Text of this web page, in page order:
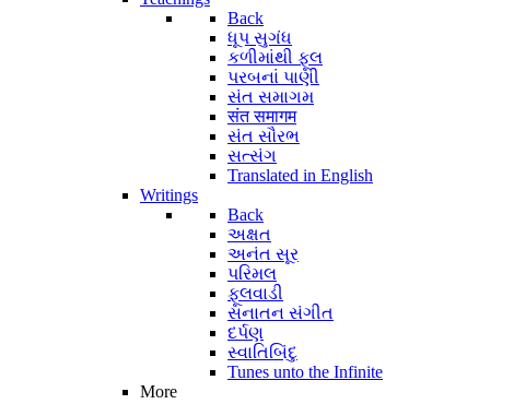
Back
ધૂપ સુગંધ
કળીમાંથી ફૂલ
પરબનાં પાણી
સંત સમાગમ
संत समागम
સંત સૌરભ
સત્સંગ
Translated in English
Writings
Back
અક્ષત
અનંત સૂર
પરિમલ
ફૂલવાડી
સનાતન સંગીત
દર્પણ
સ્વાતિબિંદુ
Tunes unto the Infinite
More